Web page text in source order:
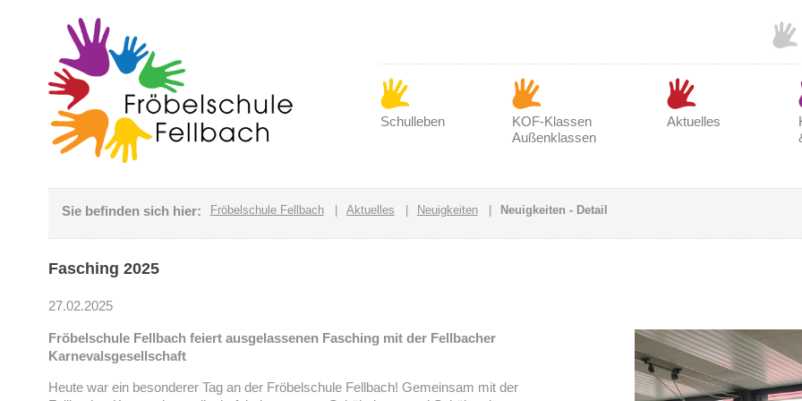
Schulleben
KOF-Klassen
Außenklassen
Aktuelles
Sie befinden sich hier: Fröbelschule Fellbach| Aktuelles Neuigkeiten| Neuigkeiten - Detail
Fasching 2025
27.02.2025
Fröbelschule Fellbach feiert ausgelassenen Fasching mit der Fellbacher
Karnevalsgesellschaft
Heute war ein besonderer Tag an der Fröbelschule Fellbach! Gemeinsam mit der